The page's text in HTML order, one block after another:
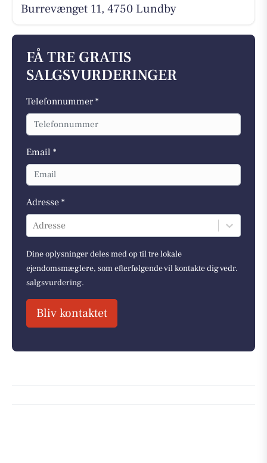
Burrevænget 11, 4750 Lundby
FÅ TRE GRATIS
SALGSVURDERINGER
Telefonnummer *
Email *
Adresse *
Adresse
Dine oplysninger deles med op til tre lokale
ejendomsmæglere, som efterfølgende vil kontakte dig vedr.
salgsvurdering.
Bliv kontaktet